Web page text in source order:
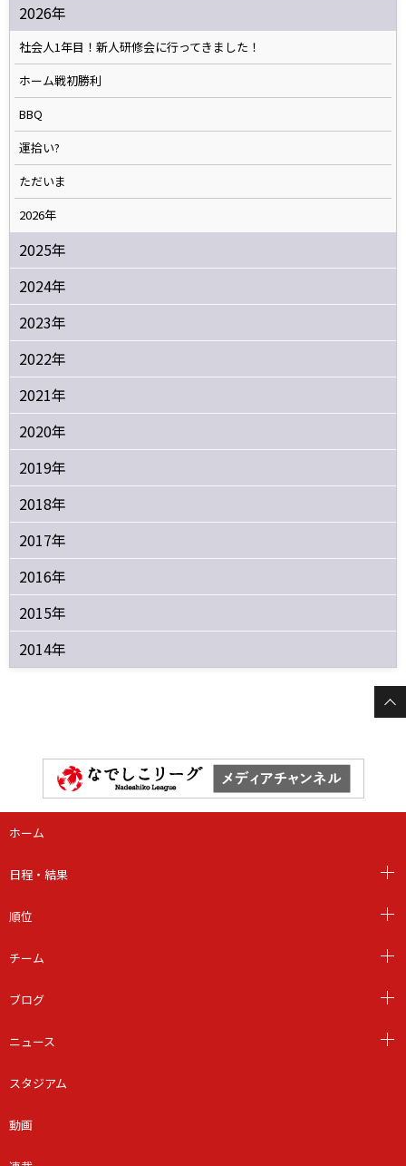
2026年
社会人1年目！新人研修会に行ってきました！
ホーム戦初勝利
BBQ
運拾い?
ただいま
2026年
2025年
2024年
2023年
2022年
2021年
2020年
2019年
2018年
2017年
2016年
2015年
2014年
ホーム
日程・結果
順位
チーム
ブログ
ニュース
スタジアム
動画